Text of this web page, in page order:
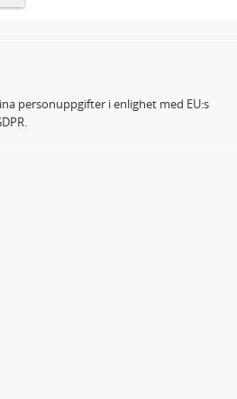
personuppgifter i enlighet med EU:s